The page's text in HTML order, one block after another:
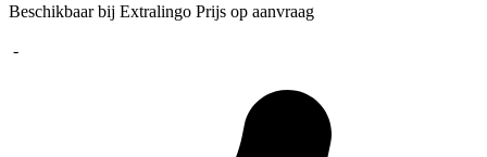
Beschikbaar bij Extralingo Prijs op aanvraag
-